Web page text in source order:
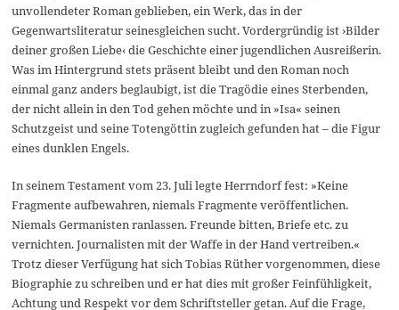
unvollendeter Roman geblieben, ein Werk, das in der
Gegenwartsliteratur seinesgleichen sucht. Vordergründig ist ›Bilder
deiner großen Liebe‹ die Geschichte einer jugendlichen Ausreißerin.
Was im Hintergrund stets präsent bleibt und den Roman noch
einmal ganz anders beglaubigt, ist die Tragödie eines Sterbenden,
der nicht allein in den Tod gehen möchte und in »Isa« seinen
Schutzgeist und seine Totengöttin zugleich gefunden hat – die Figur
eines dunklen Engels.
In seinem Testament vom 23. Juli legte Herrndorf fest: »Keine
Fragmente aufbewahren, niemals Fragmente veröffentlichen.
Niemals Germanisten ranlassen. Freunde bitten, Briefe etc. zu
vernichten. Journalisten mit der Waffe in der Hand vertreiben.«
Trotz dieser Verfügung hat sich Tobias Rüther vorgenommen, diese
Biographie zu schreiben und er hat dies mit großer Feinfühligkeit,
Achtung und Respekt vor dem Schriftsteller getan. Auf die Frage,